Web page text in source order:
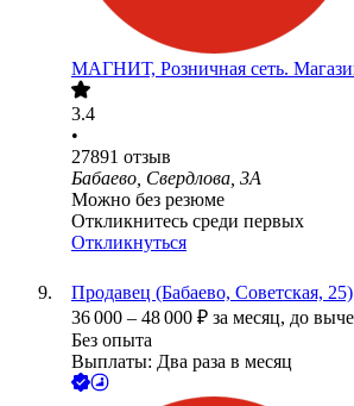
МАГНИТ, Розничная сеть.
3.4
•
27891 отзыв
Бабаево, Свердлова, 3А
Можно без резюме
Откликнитесь среди первых
Откликнуться
Продавец (Бабаево, Советская, 25)
36 000 – 48 000 ₽ за месяц, до
Без опыта
Выплаты: Два раза в месяц